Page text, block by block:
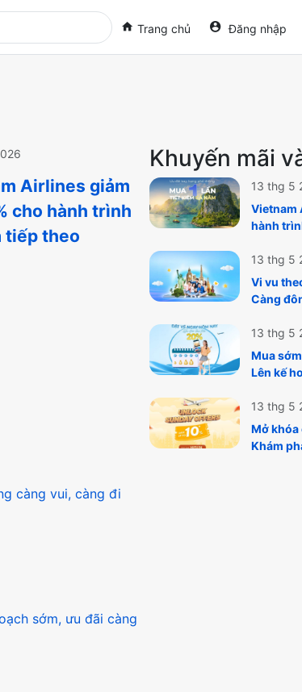
Trang chủ Đăng nhập
Airlines giảm
cho hành trình
tiếp theo
càng vui, càng đi
sớm, ưu đãi càng
Khuyến mãi
13 thg 5
Vietnam
hành
13 thg 5
Vi vu
Càng
13 thg 5
Mua
Lên kế
13 thg 5
Mở khóa
Khám